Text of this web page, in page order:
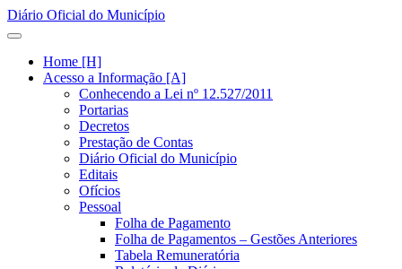
Diário Oficial do Município
Home [H]
Acesso a Informação [A]
Conhecendo a Lei nº 12.527/2011
Portarias
Decretos
Prestação de Contas
Diário Oficial do Município
Editais
Ofícios
Pessoal
Folha de Pagamento
Folha de Pagamentos – Gestões Anteriores
Tabela Remuneratória